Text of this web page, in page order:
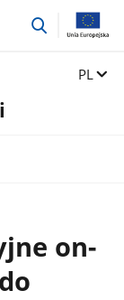
przejdź
Zmień
PL
on-